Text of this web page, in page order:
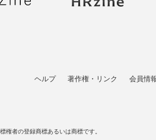
ヘルプ 著作権・リンク 会員情
者の登録商標あるいは商標です。